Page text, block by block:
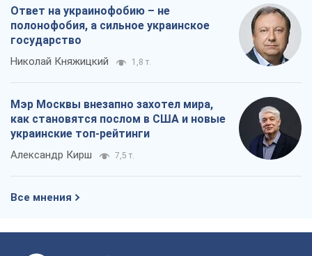
Ответ на украинофобию – не
полонофобия, а сильное украинское
государство
Николай Княжицкий 1,8 т.
Мэр Москвы внезапно захотел мира,
как становятся послом в США и новые
украинские топ-рейтинги
Александр Кирш 7,5 т.
Все мнения